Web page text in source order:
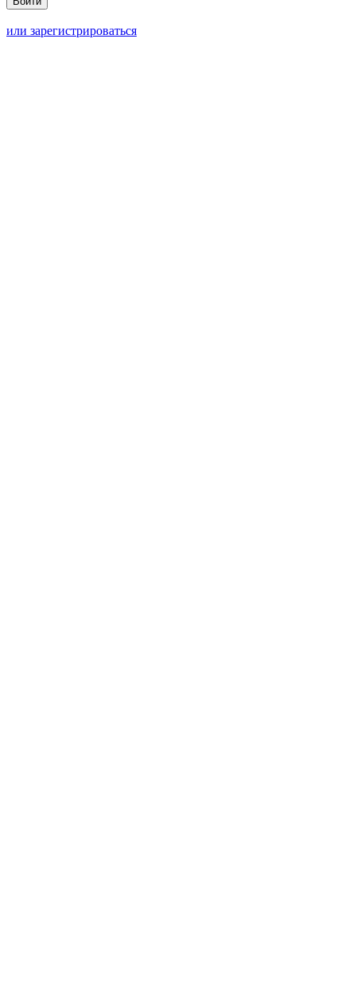
или зарегистрироваться